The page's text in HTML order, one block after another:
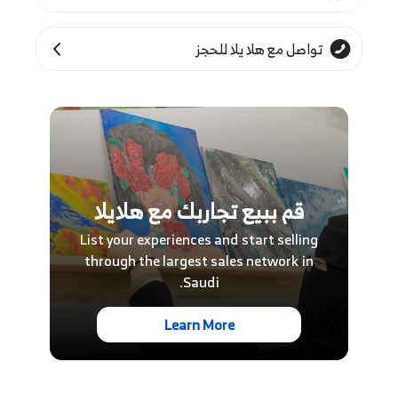
تواصل مع هلا يلا للحجز
قم ببيع تجاربك مع هلايلا
List your experiences and start selling
through the largest sales network in
Saudi.
Learn More